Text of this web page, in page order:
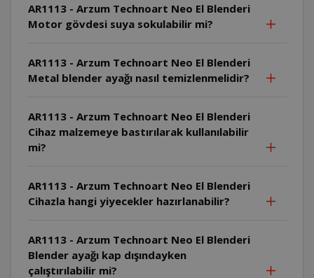
AR1113 - Arzum Technoart Neo El Blenderi
Motor gövdesi suya sokulabilir mi?
AR1113 - Arzum Technoart Neo El Blenderi
Metal blender ayağı nasıl temizlenmelidir?
AR1113 - Arzum Technoart Neo El Blenderi
Cihaz malzemeye bastırılarak kullanılabilir
mi?
AR1113 - Arzum Technoart Neo El Blenderi
Cihazla hangi yiyecekler hazırlanabilir?
AR1113 - Arzum Technoart Neo El Blenderi
Blender ayağı kap dışındayken
çalıştırılabilir mi?